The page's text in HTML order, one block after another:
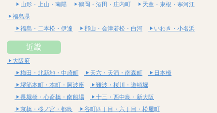
山形・上山・南陽
鶴岡・酒田・庄内町
天童・東根・寒河江
福島県
福島・二本松・伊達
郡山・会津若松・白河 いわき・小名浜
近畿
大阪府
梅田・北新地・中崎町
天六・天満・南森町
日本橋
堺筋本町・本町・阿波座
難波・桜川・道頓堀
長堀橋・心斎橋・南船場
十三・西中島・新大阪
京橋・桜ノ宮・都島
谷町四丁目・六丁目・松屋町